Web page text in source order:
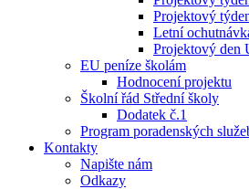
Projektový
Letní
Projektový den
EU peníze školám
Hodnocení projektu
Školní řád Střední školy
Dodatek č.1
Program poradenských
Kontakty
Napište nám
Odkazy